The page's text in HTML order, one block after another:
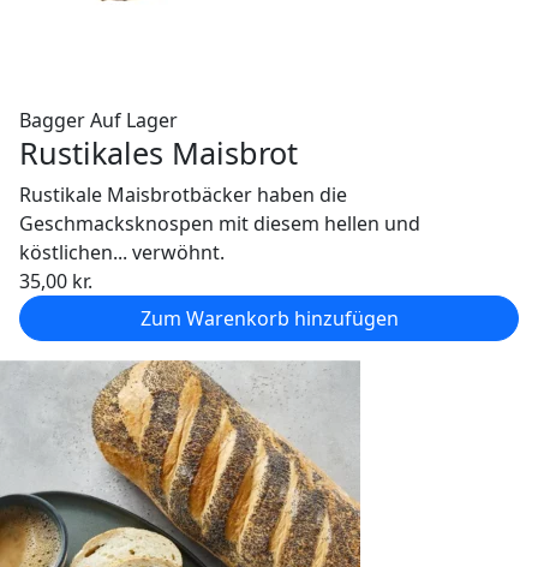
BaggerAuf Lager
Rustikales Maisbrot
Rustikale Maisbrotbäcker haben die
Geschmacksknospen mit diesem hellen und
köstlichen... verwöhnt.
35,00 kr.
Zum Warenkorb hinzufügen